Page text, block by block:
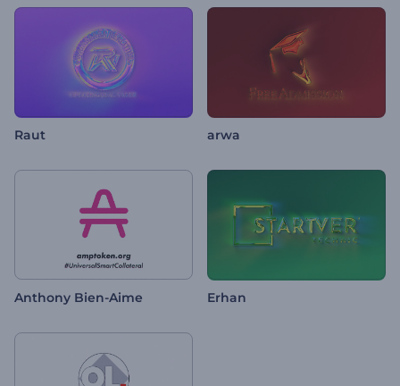
Raut arwa
Anthony Bien-Aime Erhan